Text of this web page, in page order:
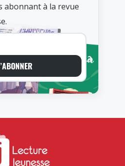
abonnant à la revue